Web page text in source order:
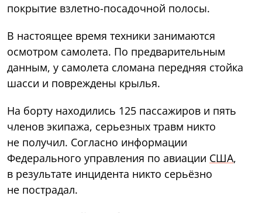
покрытие взлетно-посадочной полосы.
В настоящее время техники занимаются
осмотром самолета. По предварительным
данным, у самолета сломана передняя стойка
шасси и повреждены крылья.
На борту находились 125 пассажиров и пять
членов экипажа, серьезных травм никто
не получил. Согласно информации
Федерального управления по авиации США,
в результате инцидента никто серьёзно
не пострадал.